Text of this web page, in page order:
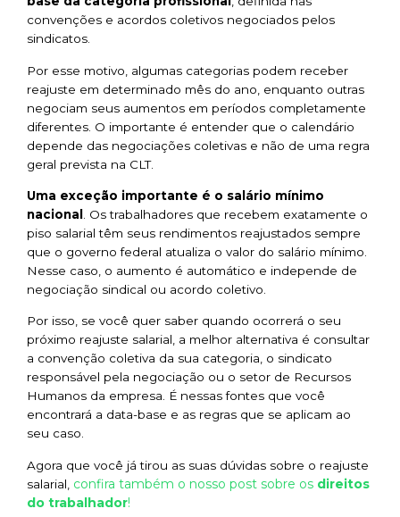
convenções e acordos coletivos negociados pelos
sindicatos.
Por esse motivo, algumas categorias podem receber
reajuste em determinado mês do ano, enquanto outras
negociam seus aumentos em períodos completamente
diferentes. O importante é entender que o calendário
depende das negociações coletivas e não de uma regra
geral prevista na CLT.
Uma exceção importante é o salário mínimo
nacional
. Os trabalhadores que recebem exatamente o
piso salarial têm seus rendimentos reajustados sempre
que o governo federal atualiza o valor do salário mínimo.
Nesse caso, o aumento é automático e independe de
negociação sindical ou acordo coletivo.
Por isso, se você quer saber quando ocorrerá o seu
próximo reajuste salarial, a melhor alternativa é consultar
a convenção coletiva da sua categoria, o sindicato
responsável pela negociação ou o setor de Recursos
Humanos da empresa. É nessas fontes que você
encontrará a data-base e as regras que se aplicam ao
seu caso.
Agora que você já tirou as suas dúvidas sobre o reajuste
salarial, confira também o nosso post sobre os direitos
do trabalhador!